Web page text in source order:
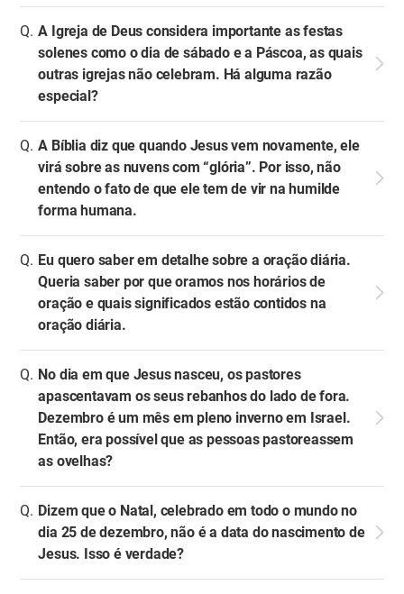
A Igreja de Deus considera importante as festas
solenes como o dia de sábado e a Páscoa, as quais
outras igrejas não celebram. Há alguma razão
especial?
A Bíblia diz que quando Jesus vem novamente, ele
virá sobre as nuvens com “glória”. Por isso, não
entendo o fato de que ele tem de vir na humilde
forma humana.
Eu quero saber em detalhe sobre a oração diária.
Queria saber por que oramos nos horários de
oração e quais significados estão contidos na
oração diária.
No dia em que Jesus nasceu, os pastores
apascentavam os seus rebanhos do lado de fora.
Dezembro é um mês em pleno inverno em Israel.
Então, era possível que as pessoas pastoreassem
as ovelhas?
Dizem que o Natal, celebrado em todo o mundo no
dia 25 de dezembro, não é a data do nascimento de
Jesus. Isso é verdade?